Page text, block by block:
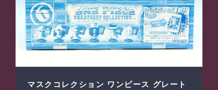
マスクコレクション ワンピース グレート